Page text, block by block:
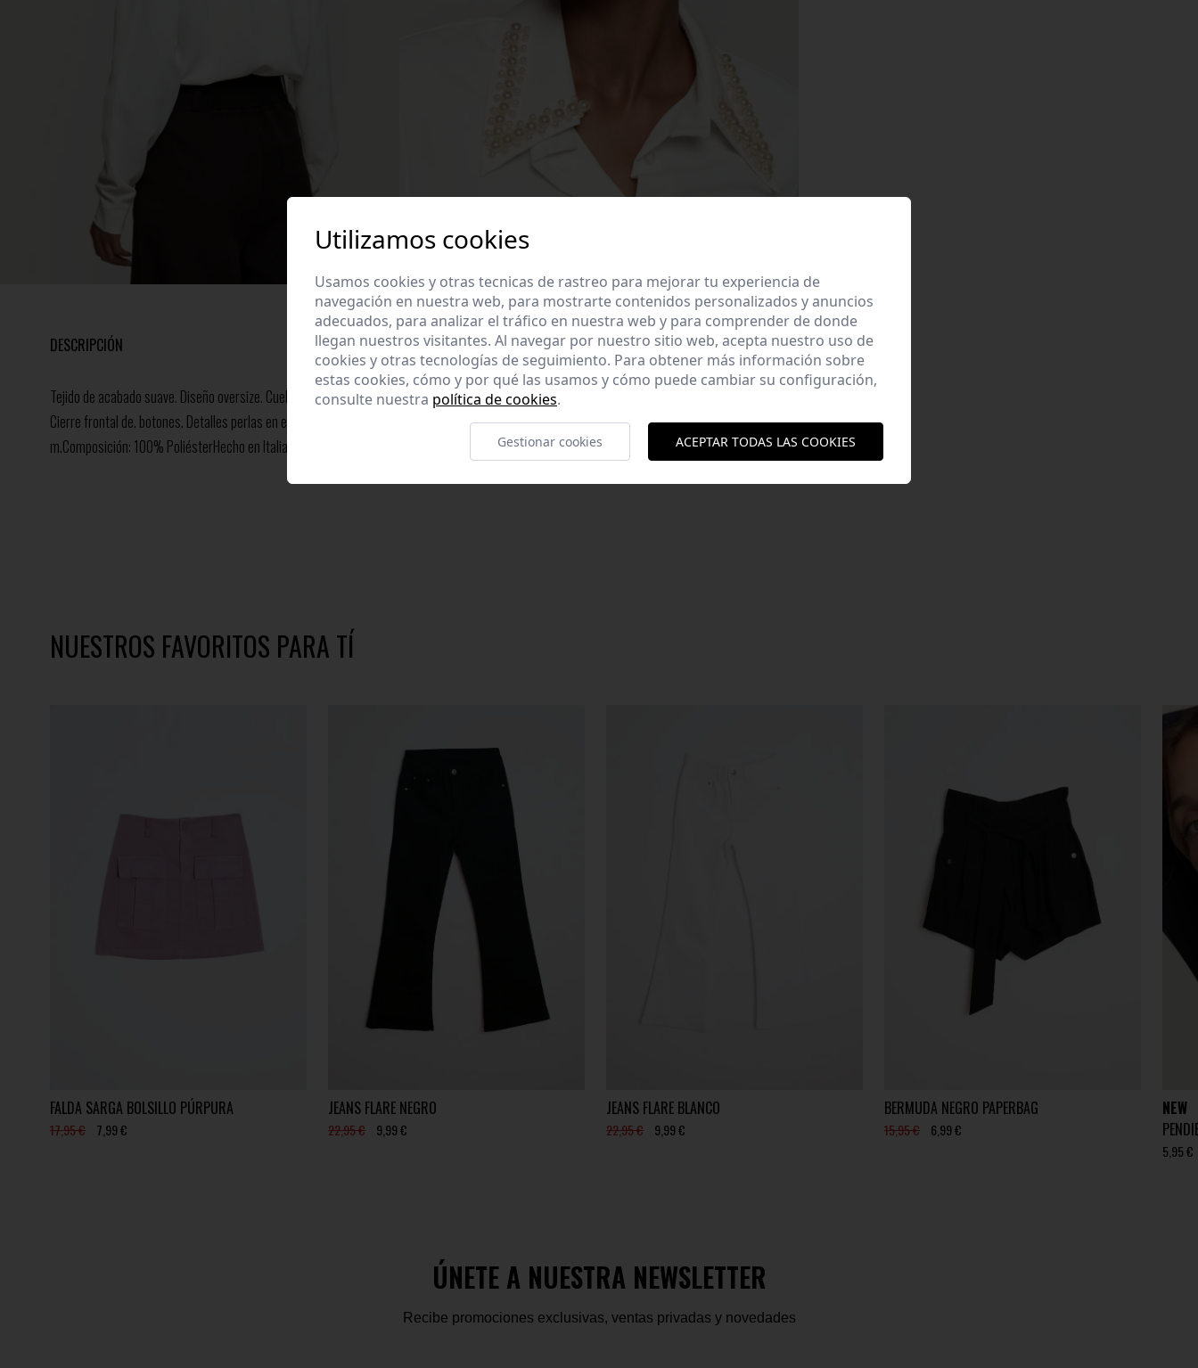
DESCRIPCIÓN
Tejido de acabado suave. Diseño oversize. Cuello solapa. Maga larga. Puño abotonado.
Cierre frontal de. botones. Detalles perlas en el cuello. Talla modelo: S. Altura modelo 1,66
m.Composición: 100% PoliésterHecho en Italia
NUESTROS FAVORITOS PARA TÍ
FALDA SARGA BOLSILLO PÚRPURA
17,95 € 7,99 €
JEANS FLARE NEGRO
22,95 € 9,99 €
JEANS FLARE BLANCO
22,95 € 9,99 €
BERMUDA NEGRO PAPERBAG
15,95 € 6,99 €
NEW
5,95 €
ÚNETE A NUESTRA NEWSLETTER
Recibe promociones exclusivas, ventas privadas y novedades
Utilizamos cookies
Usamos cookies y otras tecnicas de rastreo para mejorar tu experiencia de
navegación en nuestra web, para mostrarte contenidos personalizados y anuncios
adecuados, para analizar el tráfico en nuestra web y para comprender de donde
llegan nuestros visitantes. Al navegar por nuestro sitio web, acepta nuestro uso de
cookies y otras tecnologías de seguimiento. Para obtener más información sobre
estas cookies, cómo y por qué las usamos y cómo puede cambiar su configuración,
consulte nuestra política de cookies.
Gestionar cookies ACEPTAR TODAS LAS COOKIES